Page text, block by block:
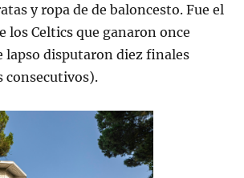
y ropa de de baloncesto. Fue el
Celtics que ganaron once
lapso disputaron diez finales
consecutivos).